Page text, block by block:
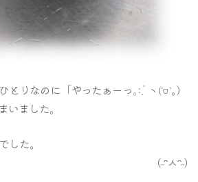
とりなのに「やったぁーっ｡:.ﾟ ヽ (´ᗜ `｡)
いました｡
した｡
(˶ᵔㅅᵔ˶)